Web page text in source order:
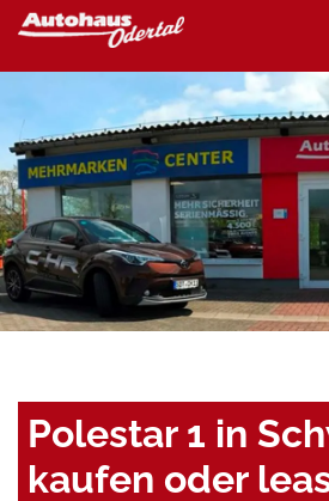
Polestar 1 in
kaufen oder